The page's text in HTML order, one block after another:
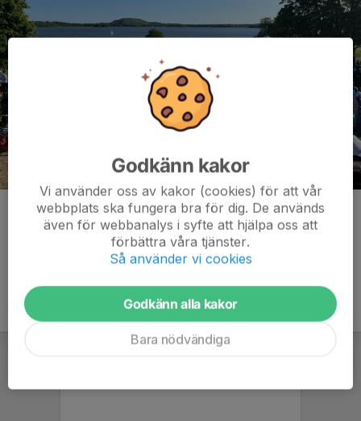
Kommentarer
Godkänn kakor
Vi använder oss av kakor (cookies) för att vår
webbplats ska fungera bra för dig. De används
även för webbanalys i syfte att hjälpa oss att
förbättra våra tjänster.
Så använder vi cookies
Godkänn alla kakor
Bara nödvändiga